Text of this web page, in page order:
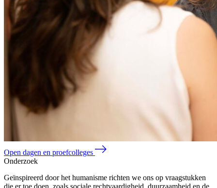
Open dagen en proefcolleges
Onderzoek
Geïnspireerd door het humanisme richten we ons op vraagstukken
die er toe doen, zoals sociale rechtvaardigheid, duurzaamheid en de